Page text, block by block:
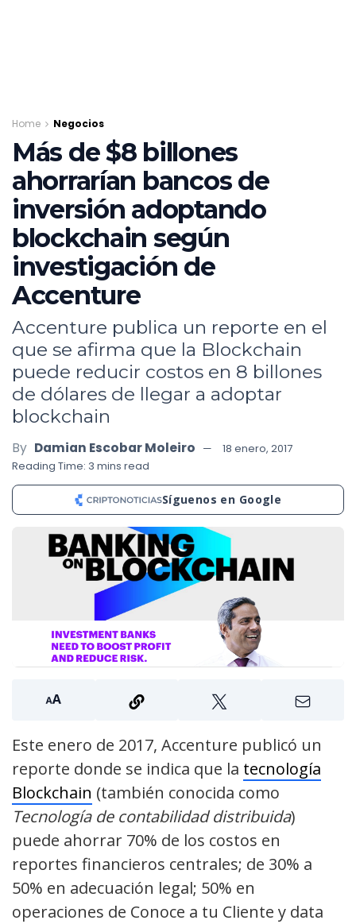
Home Negocios
Más de $8 billones
ahorrarían bancos de
inversión adoptando
blockchain según
investigación de
Accenture
Accenture publica un reporte en el
que se afirma que la Blockchain
puede reducir costos en 8 billones
de dólares de llegar a adoptar
blockchain
By Damian Escobar Moleiro
18 enero, 2017
Reading Time: 3 mins read
Síguenos en Google
Este enero de 2017, Accenture publicó un
reporte donde se indica que la tecnología
Blockchain (también conocida como
Tecnología de contabilidad distribuida)
puede ahorrar 70% de los costos en
reportes financieros centrales; de 30% a
50% en adecuación legal; 50% en
operaciones de Conoce a tu Cliente y data